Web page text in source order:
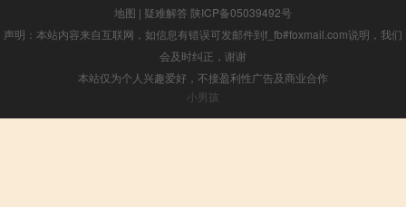
地图 | 疑难解答 陕ICP备05039492号
声明：本站内容来自互联网，如信息有错误可发邮件到f_fb#foxmail.com说明，我们
会及时纠正，谢谢
本站仅为个人兴趣爱好，不接盈利性广告及商业合作
小男孩